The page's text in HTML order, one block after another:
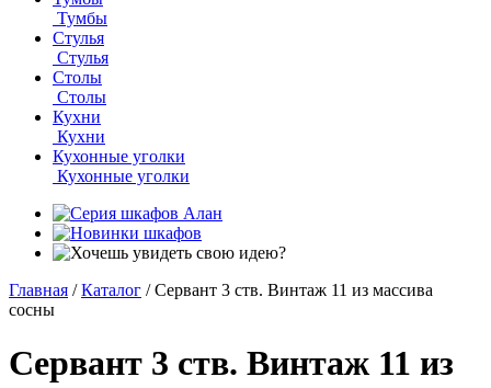
Тумбы
Стулья
Стулья
Столы
Столы
Кухни
Кухни
Кухонные уголки
Кухонные уголки
Главная / Каталог / Сервант 3 ств. Винтаж 11 из массива
сосны
Сервант 3 ств. Винтаж 11 из